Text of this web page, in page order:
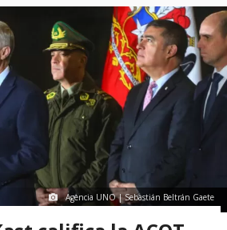
Agencia UNO | Sebastián Beltrán Gaete